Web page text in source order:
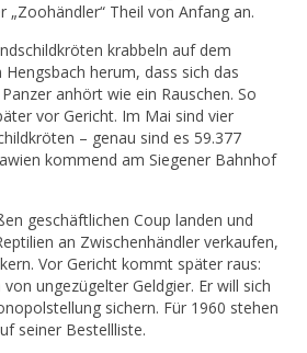
„Zoohändler“ Theil von Anfang an.
krabbeln auf dem
herum, dass sich das
anhört wie ein Rauschen. So
vor Gericht. Im Mai sind vier
– genau sind es 59.377
kommend am Siegener Bahnhof
geschäftlichen Coup landen und
an Zwischenhändler verkaufen,
Vor Gericht kommt später raus:
ungezügelter Geldgier. Er will sich
sichern. Für 1960 stehen
seiner Bestellliste.